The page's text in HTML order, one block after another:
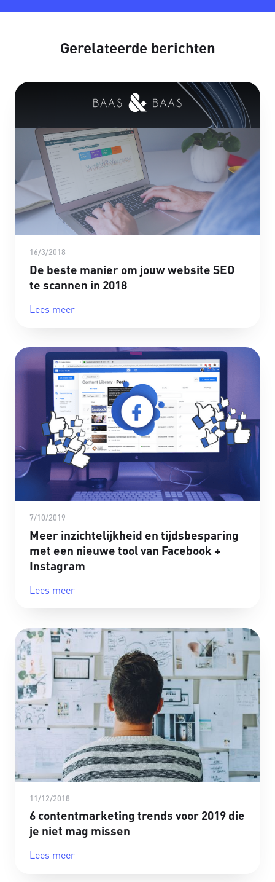
Gerelateerde berichten
16/3/2018
De beste manier om jouw website SEO
te scannen in 2018
Lees meer
7/10/2019
Meer inzichtelijkheid en tijdsbesparing
met een nieuwe tool van Facebook +
Instagram
Lees meer
11/12/2018
6 contentmarketing trends voor 2019 die
je niet mag missen
Lees meer